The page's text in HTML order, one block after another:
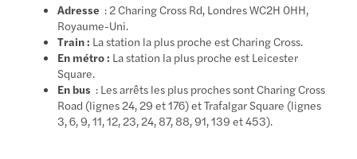
Adresse : 2 Charing Cross Rd, Londres WC2H 0HH,
Royaume-Uni.
Train : La station la plus proche est Charing Cross.
En métro : La station la plus proche est Leicester
Square.
En bus : Les arrêts les plus proches sont Charing Cross
Road (lignes 24, 29 et 176) et Trafalgar Square (lignes
3, 6, 9, 11, 12, 23, 24, 87, 88, 91, 139 et 453).